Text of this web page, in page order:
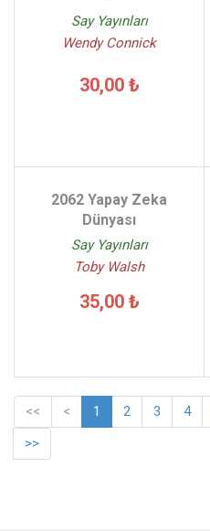
Say Yayınları
Wendy Connick
30,00 ₺
2062 Yapay Zeka
Dünyası
Say Yayınları
Toby Walsh
35,00 ₺
<< < 1 2 3 4
>>